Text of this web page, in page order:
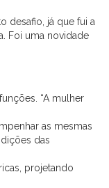
desafio, já que fui a
Foi uma novidade
“A mulher
as mesmas
das
projetando